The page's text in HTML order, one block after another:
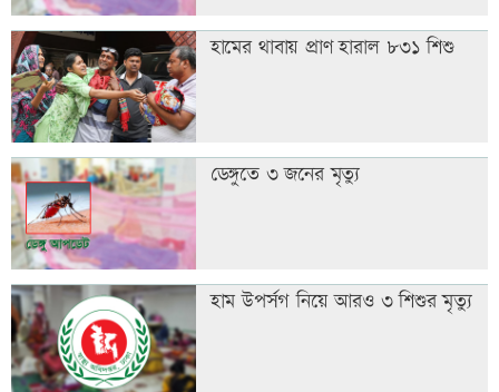
হামের থাবায় প্রাণ হারাল ৮৩১ শিশু
ডেঙ্গুতে ৩ জনের মৃত্যু
হাম উপর্সগ নিয়ে আরও ৩ শিশুর মৃত্যু